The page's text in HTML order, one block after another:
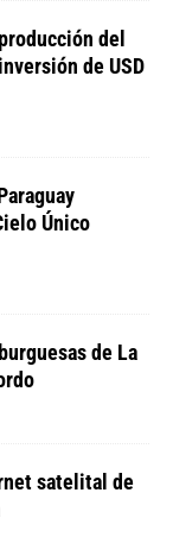
del
de USD
Único
de La
satelital de